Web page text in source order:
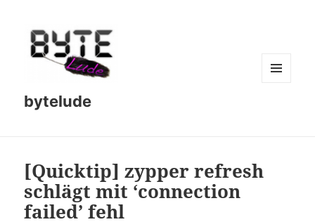
bytelude
[Quicktip] zypper refresh
schlägt mit ‘connection
failed’ fehl